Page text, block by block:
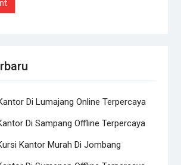
Di Lumajang Online Terpercaya
Di Sampang Offline Terpercaya
Kantor Murah Di Jombang